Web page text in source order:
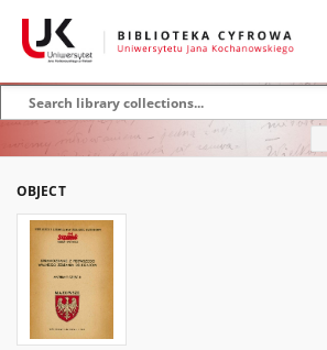
OBJECT